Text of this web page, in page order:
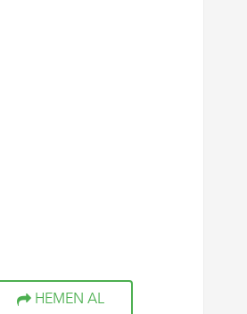
HEMEN AL